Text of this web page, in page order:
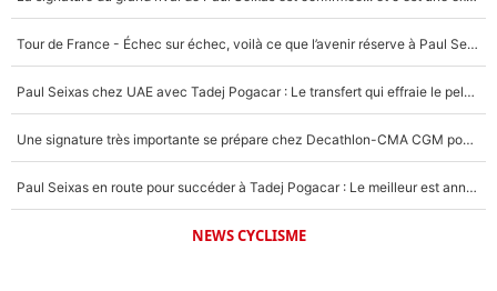
Tour de France - Échec sur échec, voilà ce que l’avenir réserve à Paul Seixas : «Tant qu’il y aura un Pogacar comme celui-là...»
Paul Seixas chez UAE avec Tadej Pogacar : Le transfert qui effraie le peloton, «c’est la pire des choses qui puisse arriver»
Une signature très importante se prépare chez Decathlon-CMA CGM pour aider Paul Seixas à gagner le Tour de France 2027
Paul Seixas en route pour succéder à Tadej Pogacar : Le meilleur est annoncé pour l’avenir de la pépite française
NEWS CYCLISME